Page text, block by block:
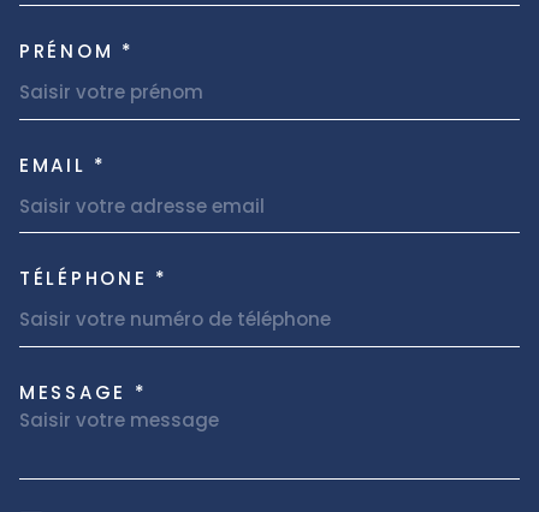
PRÉNOM *
EMAIL *
TÉLÉPHONE *
MESSAGE *